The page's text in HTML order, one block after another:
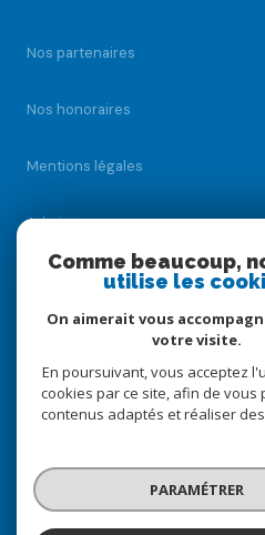
Nos partenaires
Nos honoraires
Mentions légales
Admin
Nos honoraires
Cookies
© 2026 | Tous droits réservés
Comme beaucoup,
utilise les
On aimerait vous
votre visite.
En poursuivant, vous acceptez
cookies par ce site, afin de vous
contenus adaptés et réaliser
PARAMÉTRER